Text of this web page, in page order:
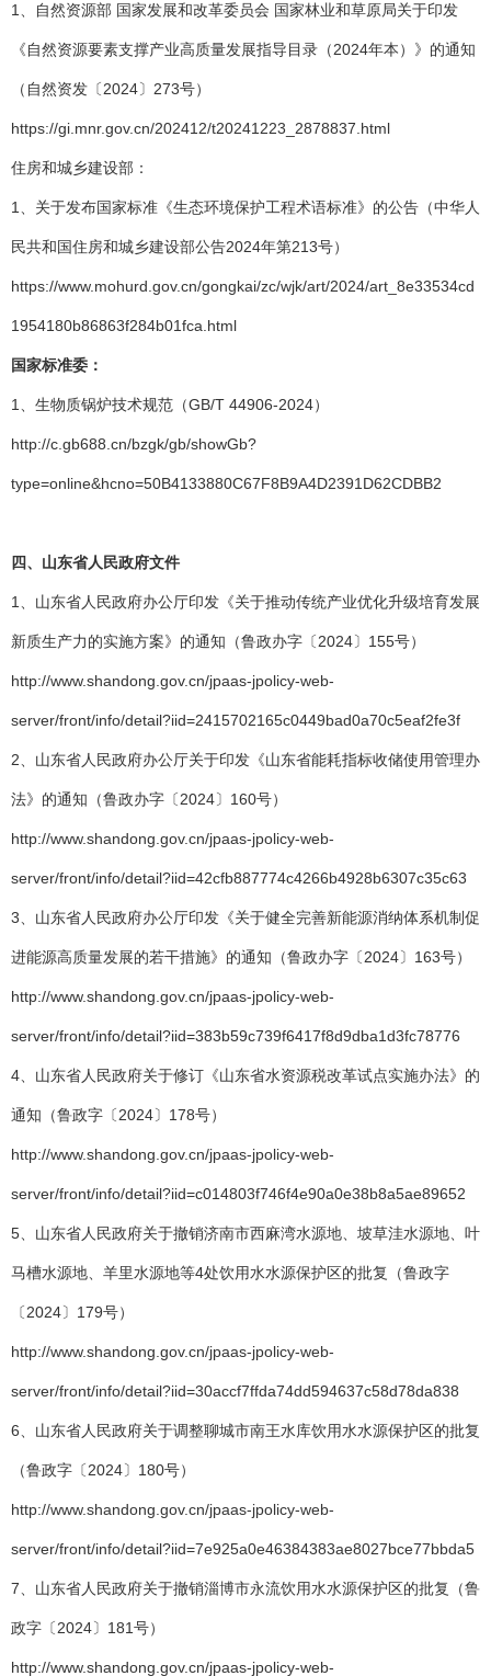
1、自然资源部 国家发展和改革委员会 国家林业和草原局关于印发
《自然资源要素支撑产业高质量发展指导目录（2024年本）》的通知
（自然资发〔2024〕273号）
https://gi.mnr.gov.cn/202412/t20241223_2878837.html
住房和城乡建设部：
1、关于发布国家标准《生态环境保护工程术语标准》的公告（中华人
民共和国住房和城乡建设部公告2024年第213号）
https://www.mohurd.gov.cn/gongkai/zc/wjk/art/2024/art_8e33534cd
1954180b86863f284b01fca.html
国家标准委：
1、生物质锅炉技术规范（GB/T 44906-2024）
http://c.gb688.cn/bzgk/gb/showGb?
type=online&hcno=50B4133880C67F8B9A4D2391D62CDBB2
四、 山东省人民政府文件
1、山东省人民政府办公厅印发《关于推动传统产业优化升级培育发展
新质生产力的实施方案》的通知（鲁政办字〔2024〕155号）
http://www.shandong.gov.cn/jpaas-jpolicy-web-
server/front/info/detail?iid=2415702165c0449bad0a70c5eaf2fe3f
2、山东省人民政府办公厅关于印发《山东省能耗指标收储使用管理办
法》的通知（鲁政办字〔2024〕160号）
http://www.shandong.gov.cn/jpaas-jpolicy-web-
server/front/info/detail?iid=42cfb887774c4266b4928b6307c35c63
3、山东省人民政府办公厅印发《关于健全完善新能源消纳体系机制促
进能源高质量发展的若干措施》的通知（鲁政办字〔2024〕163号）
http://www.shandong.gov.cn/jpaas-jpolicy-web-
server/front/info/detail?iid=383b59c739f6417f8d9dba1d3fc78776
4、山东省人民政府关于修订《山东省水资源税改革试点实施办法》的
通知（鲁政字〔2024〕178号）
http://www.shandong.gov.cn/jpaas-jpolicy-web-
server/front/info/detail?iid=c014803f746f4e90a0e38b8a5ae89652
5、山东省人民政府关于撤销济南市西麻湾水源地、坡草洼水源地、叶
马槽水源地、羊里水源地等4处饮用水水源保护区的批复（鲁政字
〔2024〕179号）
http://www.shandong.gov.cn/jpaas-jpolicy-web-
server/front/info/detail?iid=30accf7ffda74dd594637c58d78da838
6、山东省人民政府关于调整聊城市南王水库饮用水水源保护区的批复
（鲁政字〔2024〕180号）
http://www.shandong.gov.cn/jpaas-jpolicy-web-
server/front/info/detail?iid=7e925a0e46384383ae8027bce77bbda5
7、山东省人民政府关于撤销淄博市永流饮用水水源保护区的批复（鲁
政字〔2024〕181号）
http://www.shandong.gov.cn/jpaas-jpolicy-web-